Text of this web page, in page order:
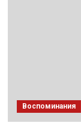
Воспоминания